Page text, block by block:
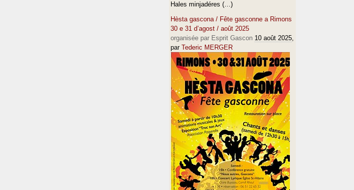
Hales minjadéres (…)
Hèsta gascona / Fête gasconne a Rimons
30 e 31 d’agost / août 2025
organisée par Esprit Gascon 10 août 2025,
par Tederic MERGER